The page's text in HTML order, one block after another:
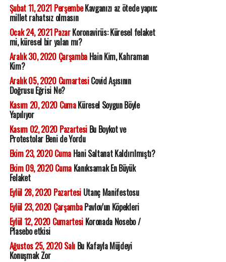
Şubat 11, 2021 PerşembeKavganızı az ötede yapın;
millet rahatsız olmasın
Ocak 24, 2021 PazarKoronavirüs: Küresel felaket
mi, küresel bir yalan mı?
Aralık 30, 2020 ÇarşambaHain Kim, Kahraman
Kim?
Aralık 05, 2020 CumartesiCovid Aşısının
Doğrusu Eğrisi Ne?
Kasım 20, 2020 CumaKüresel Soygun Böyle
Yapılıyor
Kasım 02, 2020 PazartesiBu Boykot ve
Protestolar Beni de Yordu
Ekim 23, 2020 CumaHani Saltanat Kaldırılmıştı?
Ekim 09, 2020 CumaKanıksamak En Büyük
Felaket
Eylül 28, 2020 PazartesiUtanç Manifestosu
Eylül 23, 2020 ÇarşambaPavlov'un Köpekleri
Eylül 12, 2020 CumartesiKoronada Nosebo /
Plasebo etkisi
Ağustos 25, 2020 SalıBu Kafayla Müjdeyi
Konuşmak Zor